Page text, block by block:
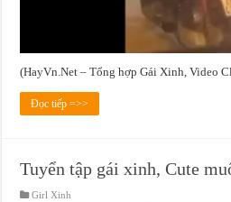
(HayVn.Net – Tổng hợp Gái Xinh, Video
Đọc tiếp =>>
Tuyển tập gái xinh, Cute
Girl Xinh